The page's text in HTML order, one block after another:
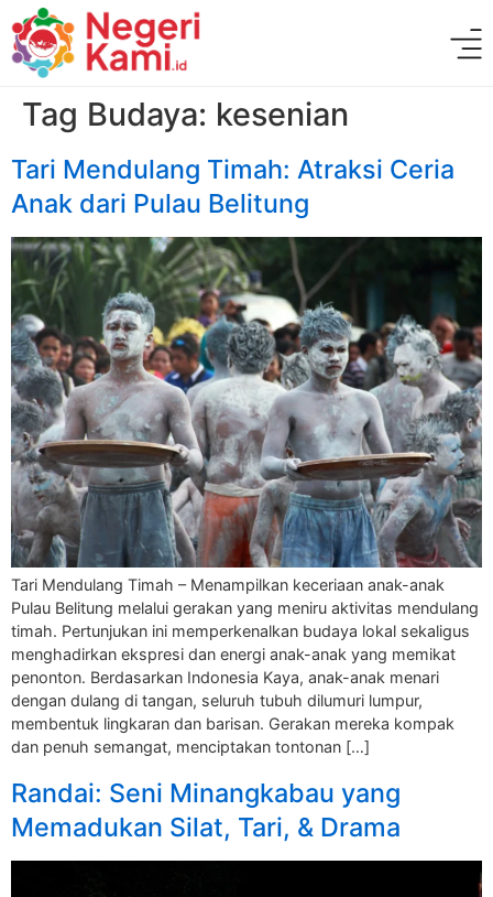
Tag Budaya: kesenian
Tari Mendulang Timah: Atraksi Ceria
Anak dari Pulau Belitung
Tari Mendulang Timah – Menampilkan keceriaan anak-anak
Pulau Belitung melalui gerakan yang meniru aktivitas mendulang
timah. Pertunjukan ini memperkenalkan budaya lokal sekaligus
menghadirkan ekspresi dan energi anak-anak yang memikat
penonton. Berdasarkan Indonesia Kaya, anak-anak menari
dengan dulang di tangan, seluruh tubuh dilumuri lumpur,
membentuk lingkaran dan barisan. Gerakan mereka kompak
dan penuh semangat, menciptakan tontonan […]
Randai: Seni Minangkabau yang
Memadukan Silat, Tari, & Drama